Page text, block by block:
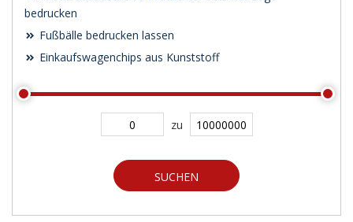
bedrucken
Fußbälle bedrucken lassen
Einkaufswagenchips aus Kunststoff
zu
SUCHEN